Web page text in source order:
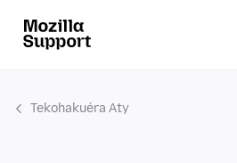
Tekohakuéra Aty